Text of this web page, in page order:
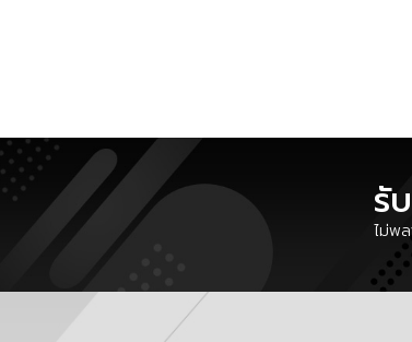
รั
ไม่พ